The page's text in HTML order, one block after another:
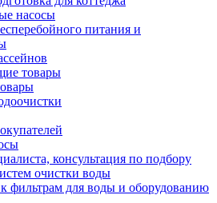
насосы
питания и
товары
консультация по подбору
очистки воды
фильтрам для воды и оборудованию